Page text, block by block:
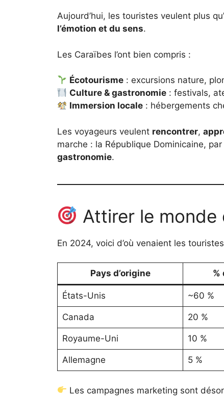
Aujourd’hui, les touristes veulent plus
l’émotion et du sens.
Les Caraïbes l’ont bien compris :
Écotourisme : excursions nature,
Culture & gastronomie : festivals,
Immersion locale : hébergements
Les voyageurs veulent rencontrer,
marche : la République Dominicaine,
gastronomie.
Attirer le monde
En 2024, voici d’où venaient les
Pays d’origine %
États-Unis ~60 %
Canada 20 %
Royaume-Uni 10 %
Allemagne 5 %
Les campagnes marketing sont